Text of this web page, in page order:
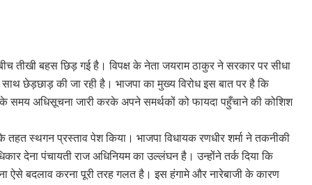
तीखी बहस छिड़ गई है। विपक्ष के नेता जयराम ठाकुर ने सरकार पर सीधा
छेड़छाड़ की जा रही है। भाजपा का मुख्य विरोध इस बात पर है कि
के समय अधिसूचना जारी करके अपने समर्थकों को फायदा पहुँचाने की कोशिश
तहत स्थगन प्रस्ताव पेश किया। भाजपा विधायक रणधीर शर्मा ने तकनीकी
देना पंचायती राज अधिनियम का उल्लंघन है। उन्होंने तर्क दिया कि
बदलाव करना पूरी तरह गलत है। इस हंगामे और नारेबाजी के कारण